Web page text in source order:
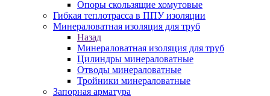
Опоры скользящие хомутовые
Гибкая теплотрасса в ППУ изоляции
Минераловатная изоляция для труб
Назад
Минераловатная изоляция для труб
Цилиндры минераловатные
Отводы минераловатные
Тройники минераловатные
Запорная арматура